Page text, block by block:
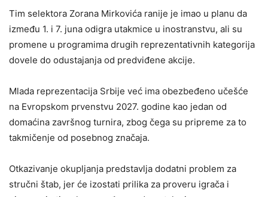
Tim selektora Zorana Mirkovića ranije je imao u planu da
između 1. i 7. juna odigra utakmice u inostranstvu, ali su
promene u programima drugih reprezentativnih kategorija
dovele do odustajanja od predviđene akcije.
Mlada reprezentacija Srbije već ima obezbeđeno učešće
na Evropskom prvenstvu 2027. godine kao jedan od
domaćina završnog turnira, zbog čega su pripreme za to
takmičenje od posebnog značaja.
Otkazivanje okupljanja predstavlja dodatni problem za
stručni štab, jer će izostati prilika za proveru igrača i